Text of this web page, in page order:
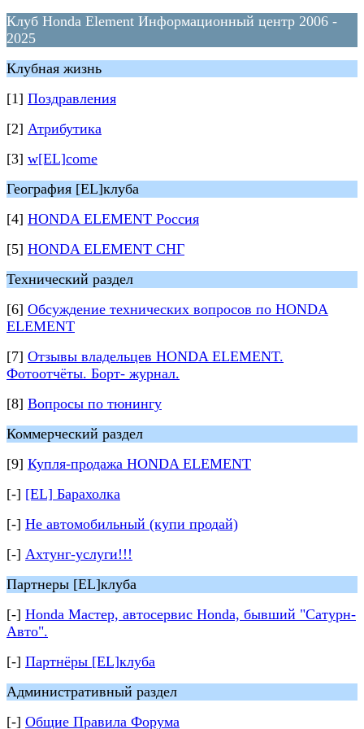
Клуб Honda Element Информационный центр 2006 -
2025
Клубная жизнь
[1] Поздравления
[2] Атрибутика
[3] w[EL]come
География [EL]клуба
[4] HONDA ELEMENT Россия
[5] HONDA ELEMENT СНГ
Технический раздел
[6] Обсуждение технических вопросов по HONDA
ELEMENT
[7] Отзывы владельцев HONDA ELEMENT.
Фотоотчёты. Борт- журнал.
[8] Вопросы по тюнингу
Коммерческий раздел
[9] Купля-продажа HONDA ELEMENT
[-] [EL] Барахолка
[-] Не автомобильный (купи продай)
[-] Ахтунг-услуги!!!
Партнеры [EL]клуба
[-] Honda Мастер, автосервис Honda, бывший "Сатурн-
Авто".
[-] Партнёры [EL]клуба
Административный раздел
[-] Общие Правила Форума